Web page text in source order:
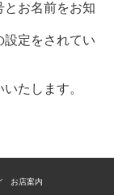
お名前をお知
定をされてい
たします。
お店案内